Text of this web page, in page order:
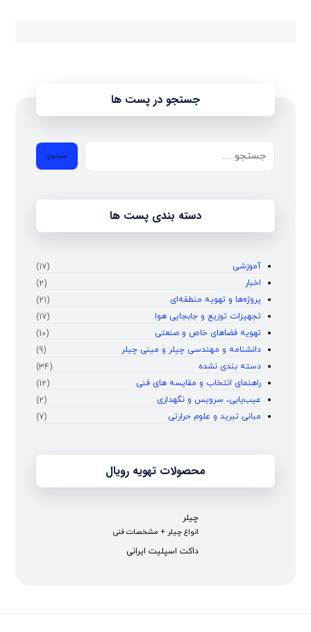
جستجو در پست ها
دسته بندی پست ها
آموزشی
(17)
اخبار
(2)
پروژه‌ها و تهویه منطقه‌ای
(21)
تجهیزات توزیع و جابجایی هوا
(17)
تهویه فضاهای خاص و صنعتی
(10)
دانشنامه و مهندسی چیلر و مینی چیلر
(9)
دسته بندی نشده
(34)
راهنمای انتخاب و مقایسه‌ های فنی
(12)
عیب‌یابی، سرویس و نگهداری
(2)
مبانی تبرید و علوم حرارتی
(7)
محصولات تهویه رویال
چیلر
انواع چیلر + مشخصات فنی
داکت اسپلیت ایرانی